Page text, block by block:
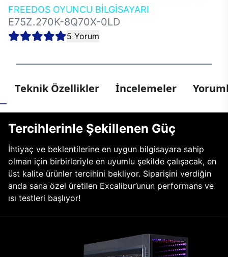
FREEDOS OYUNCU BİLGİSAYARI
E75Z.270K-8Q70X-0LD
5 Yorum
Teknik Özellikler İncelemeler
Tercihlerinle Şekillenen Güç
İhtiyaç ve beklentilerine en uygun bilgisayara sahip
olman için birbirleriyle en uyumlu şekilde çalışacak, en
üst kalite ürünler tercihini bekliyor. Siparişini verdiğin
anda sana özel üretilen Excalibur’unun performans ve
ısı testleri başlıyor!